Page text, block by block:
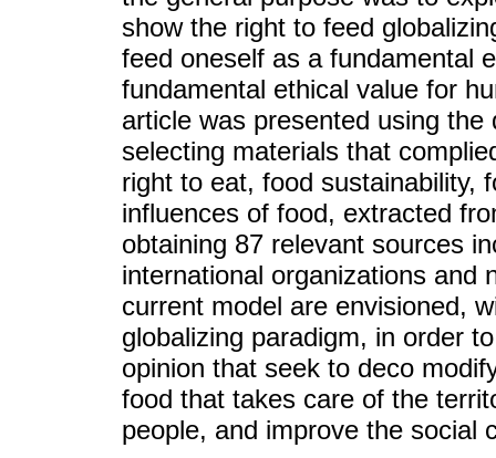
show the right to feed
feed oneself as a fundamental
fundamental ethical value for
article was presented using
selecting materials that
right to eat, food sustainability,
influences of food, extracted
obtaining 87 relevant sources
international organizations and
current model are envisioned,
globalizing paradigm, in order
opinion that seek to deco
food that takes care of the
people, and improve the social